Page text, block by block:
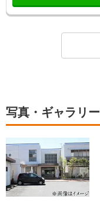
写真・ギャラリー